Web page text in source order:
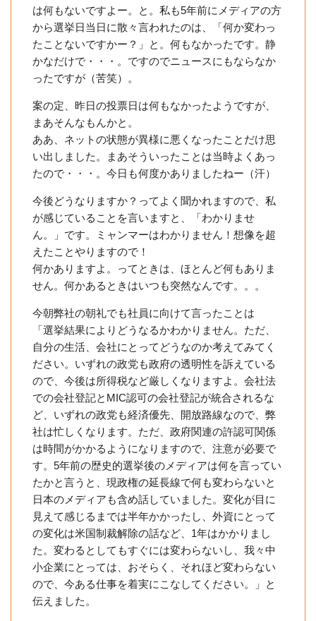
は何もないですよー。と。私も5年前にメディアの方
から選挙日当日に散々言われたのは、「何か変わっ
たことないですかー？」と。何もなかったです。静
かなだけで・・・。ですのでニュースにもならなか
ったですが（苦笑）。
案の定、昨日の投票日は何もなかったようですが、
まあそんなもんかと。
ああ、ネットの状態が異様に悪くなったことだけ思
い出しました。まあそういったことは当時よくあっ
たので・・・。今日も何度かありましたねー（汗）
今後どうなりますか？ってよく聞かれますので、私
が感じていることを言いますと、「わかりませ
ん。」です。ミャンマーはわかりません！想像を超
えたことやりますので！
何かありますよ。ってときは、ほとんど何もありま
せん。何かあるときはいつも突然なんです。。。
今朝弊社の朝礼でも社員に向けて言ったことは
「選挙結果によりどうなるかわかりません。ただ、
自分の生活、会社にとってどうなのか考えてみてく
ださい。いずれの政党も政府の透明性を訴えている
ので、今後は所得税など厳しくなりますよ。会社法
での会社登記とMIC認可の会社登記が統合されるな
ど、いずれの政党も経済優先、開放路線なので、弊
社は忙しくなります。ただ、政府関連の許認可関係
は時間がかかるようになりますので、注意が必要で
す。5年前の歴史的選挙後のメディアは何を言ってい
たかと言うと、現政権の延長線で何も変わらないと
日本のメディアも含め話していました。変化が目に
見えて感じるまでは半年かかったし、外資にとって
の変化は米国制裁解除の話など、1年はかかりまし
た。変わるとしてもすぐには変わらないし、我々中
小企業にとっては、おそらく、それほど変わらない
ので、今ある仕事を着実にこなしてください。」と
伝えました。